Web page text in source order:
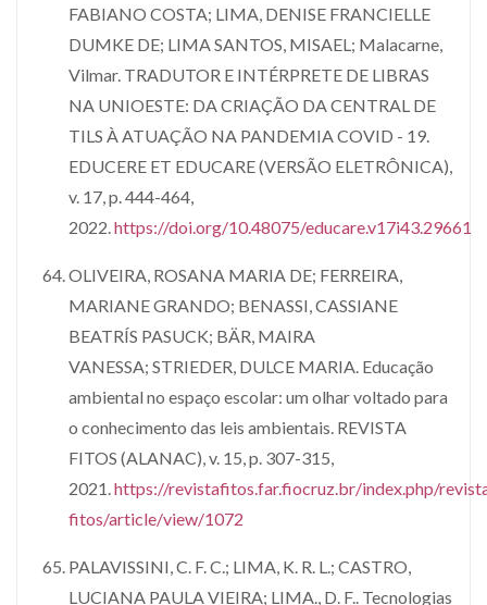
FABIANO COSTA; LIMA, DENISE FRANCIELLE
DUMKE DE; LIMA SANTOS, MISAEL; Malacarne,
Vilmar. TRADUTOR E INTÉRPRETE DE LIBRAS
NA UNIOESTE: DA CRIAÇÃO DA CENTRAL DE
TILS À ATUAÇÃO NA PANDEMIA COVID - 19.
EDUCERE ET EDUCARE (VERSÃO ELETRÔNICA),
v. 17, p. 444-464,
2022.https://doi.org/10.48075/educare.v17i43.29661
OLIVEIRA, ROSANA MARIA DE; FERREIRA,
MARIANE GRANDO; BENASSI, CASSIANE
BEATRÍS PASUCK; BÄR, MAIRA
VANESSA; STRIEDER, DULCE MARIA. Educação
ambiental no espaço escolar: um olhar voltado para
o conhecimento das leis ambientais. REVISTA
FITOS (ALANAC), v. 15, p. 307-315,
2021.https://revistafitos.far.fiocruz.br/index.php/
fitos/article/view/1072
PALAVISSINI, C. F. C.; LIMA, K. R. L.; CASTRO,
LUCIANA PAULA VIEIRA; LIMA., D. F.. Tecnologias